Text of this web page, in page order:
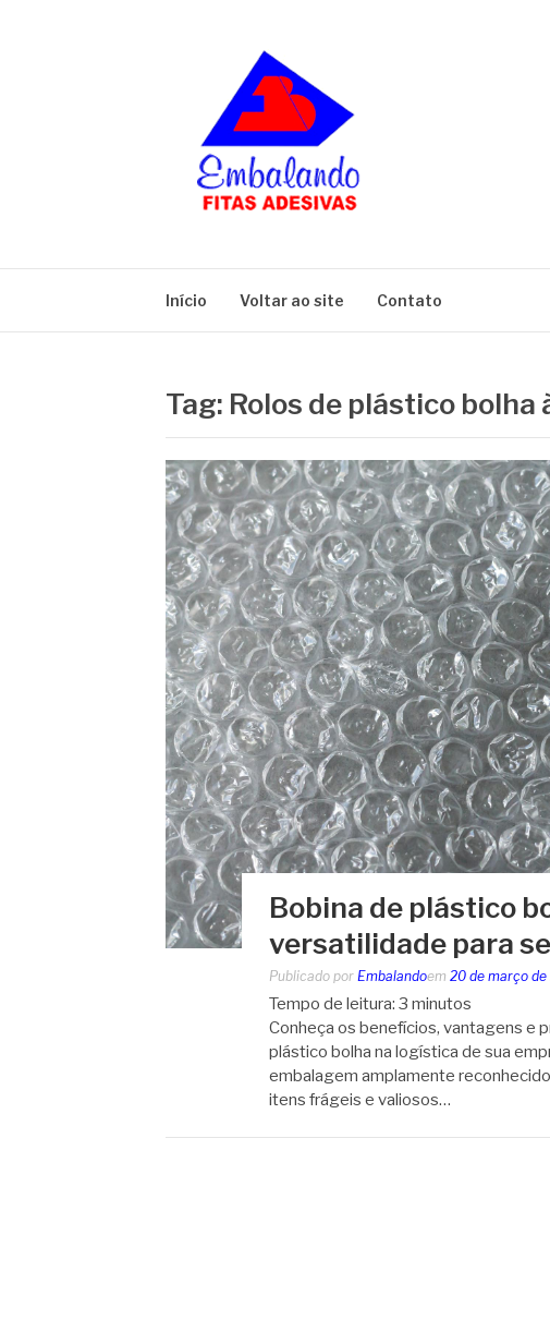
Início Voltar ao site Contato
Tag: Rolos de plástico bolha
Bobina de plástico
versatilidade para
Publicado por Embalandoem 20 de março
Tempo de leitura: 3 minutos
Conheça os benefícios, vantagens e
plástico bolha na logística de sua
embalagem amplamente
itens frágeis e valiosos…